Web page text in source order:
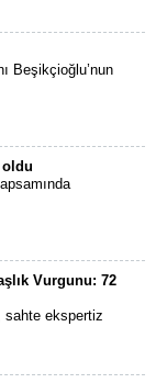
Beşikçioğlu’nun
oldu
Vurgunu: 72
sahte ekspertiz